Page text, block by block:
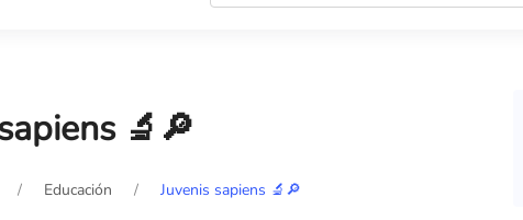
🔬🔎
Educación Juvenis sapiens 🔬🔎